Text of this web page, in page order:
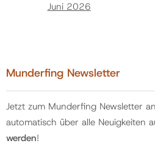
Juni 2026
Munderfing Newsletter
Jetzt zum Munderfing Newsletter
automatisch über alle Neuigkeiten
werden!